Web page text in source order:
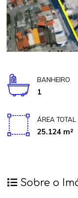
BANHEIRO
1
ÁREA TOTAL
25.124 m²
Sobre o